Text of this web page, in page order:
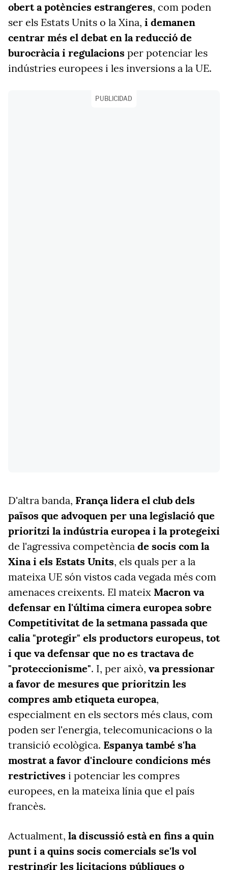
obert a potències estrangeres, com poden
ser els Estats Units o la Xina, i demanen
centrar més el debat en la reducció de
burocràcia i regulacions per potenciar les
indústries europees i les inversions a la UE.
PUBLICIDAD
D'altra banda, França lidera el club dels
països que advoquen per una legislació que
prioritzi la indústria europea i la protegeixi
de l'agressiva competència de socis com la
Xina i els Estats Units, els quals per a la
mateixa UE són vistos cada vegada més com
amenaces creixents. El mateix Macron va
defensar en l'última cimera europea sobre
Competitivitat de la setmana passada que
calia "protegir" els productors europeus, tot
i que va defensar que no es tractava de
"proteccionisme". I, per això, va pressionar
a favor de mesures que prioritzin les
compres amb etiqueta europea,
especialment en els sectors més claus, com
poden ser l'energia, telecomunicacions o la
transició ecològica. Espanya també s'ha
mostrat a favor d'incloure condicions més
restrictives i potenciar les compres
europees, en la mateixa línia que el país
francès.
Actualment, la discussió està en fins a quin
punt i a quins socis comercials se'ls vol
restringir les licitacions públiques o